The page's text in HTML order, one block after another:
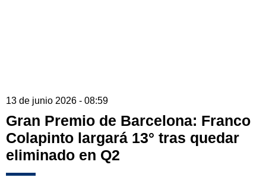
13 de junio 2026 - 08:59
Gran Premio de Barcelona: Franco
Colapinto largará 13° tras quedar
eliminado en Q2